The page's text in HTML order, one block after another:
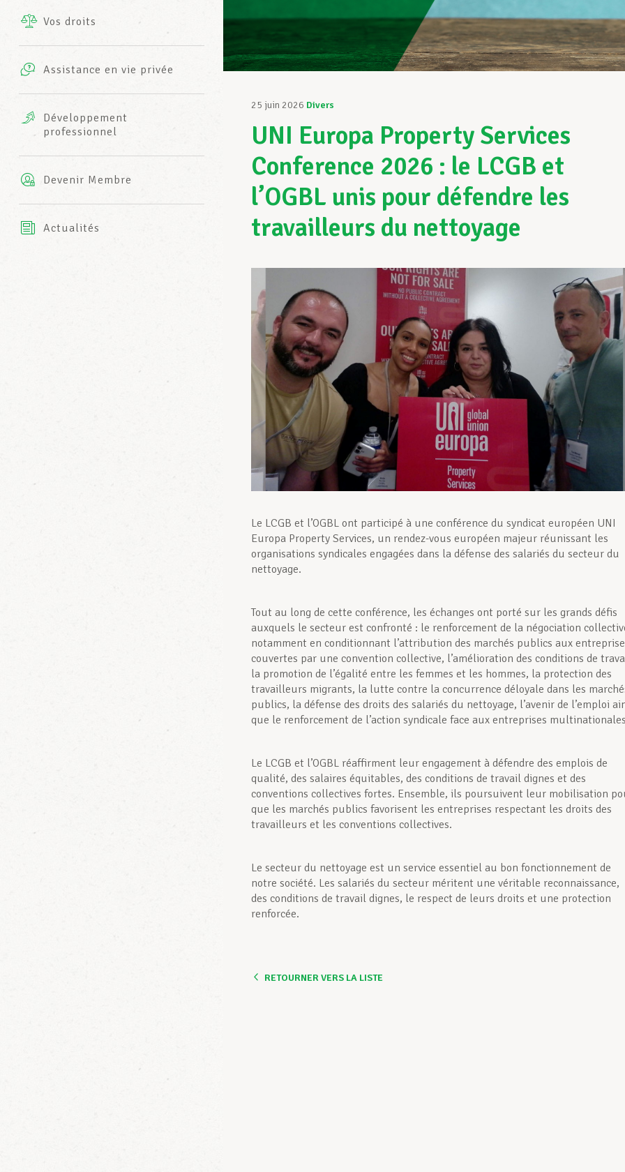
INFO-CENTER
Vos droits
Assistance en vie privée
complémentaires
AXA
Développement
professionnel
Devenir Membre
Actualités
25 juin 2026 Divers
UNI Europa Property Services
Conference 2026 : le LCGB et
l’OGBL unis pour défendre les
travailleurs du nettoyage
Le LCGB et l’OGBL ont participé à une conférence du syndicat européen UNI
Europa Property Services, un rendez-vous européen majeur réunissant les
organisations syndicales engagées dans la défense des salariés du secteur du
nettoyage.
Tout au long de cette conférence, les échanges ont porté sur les grands défis
auxquels le secteur est confronté : le renforcement de la négociation
notamment en conditionnant l’attribution des marchés publics aux
couvertes par une convention collective, l’amélioration des conditions de
la promotion de l’égalité entre les femmes et les hommes, la protection des
travailleurs migrants, la lutte contre la concurrence déloyale dans les
publics, la défense des droits des salariés du nettoyage, l’avenir de l’emploi
que le renforcement de l’action syndicale face aux entreprises
Le LCGB et l’OGBL réaffirment leur engagement à défendre des emplois de
qualité, des salaires équitables, des conditions de travail dignes et des
conventions collectives fortes. Ensemble, ils poursuivent leur mobilisation
que les marchés publics favorisent les entreprises respectant les droits des
travailleurs et les conventions collectives.
Le secteur du nettoyage est un service essentiel au bon fonctionnement de
notre société. Les salariés du secteur méritent une véritable reconnaissance,
des conditions de travail dignes, le respect de leurs droits et une protection
renforcée.
RETOURNER VERS LA LISTE